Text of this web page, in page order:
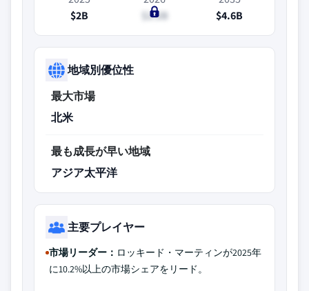
$2B
$2.2B
$4.6B
地域別優位性
最大市場
北米
最も成長が早い地域
アジア太平洋
主要プレイヤー
市場リーダー： ロッキード・マーティンが2025年
に10.2%以上の市場シェアをリード。